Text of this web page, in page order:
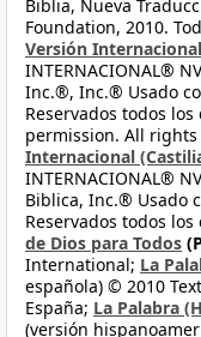
Biblia, Nueva
Foundation, 2010.
Versión Internacional
INTERNACIONAL®
Inc.®, Inc.® Usado
Reservados todos
permission. All
Internacional
INTERNACIONAL®
Biblica, Inc.® Usado
Reservados todos
de Dios para Todos
International; La
española) © 2010
España; La Palabra
(versión